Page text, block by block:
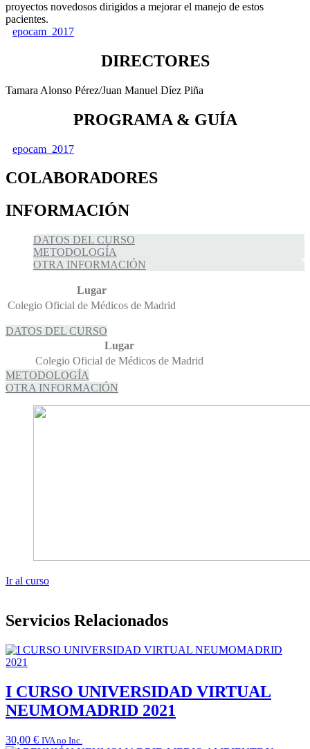
proyectos novedosos dirigidos a mejorar el manejo de estos
pacientes.
epocam_2017
DIRECTORES
Tamara Alonso Pérez/Juan Manuel Díez Piña
PROGRAMA & GUÍA
epocam_2017
COLABORADORES
INFORMACIÓN
DATOS DEL CURSO
METODOLOGÍA
OTRA INFORMACIÓN
Lugar
Colegio Oficial de Médicos de Madrid
DATOS DEL CURSO
Lugar
Colegio Oficial de Médicos de Madrid
METODOLOGÍA
OTRA INFORMACIÓN
Ir al curso
Servicios Relacionados
I CURSO UNIVERSIDAD VIRTUAL
NEUMOMADRID 2021
30,00 € IVA no Inc.